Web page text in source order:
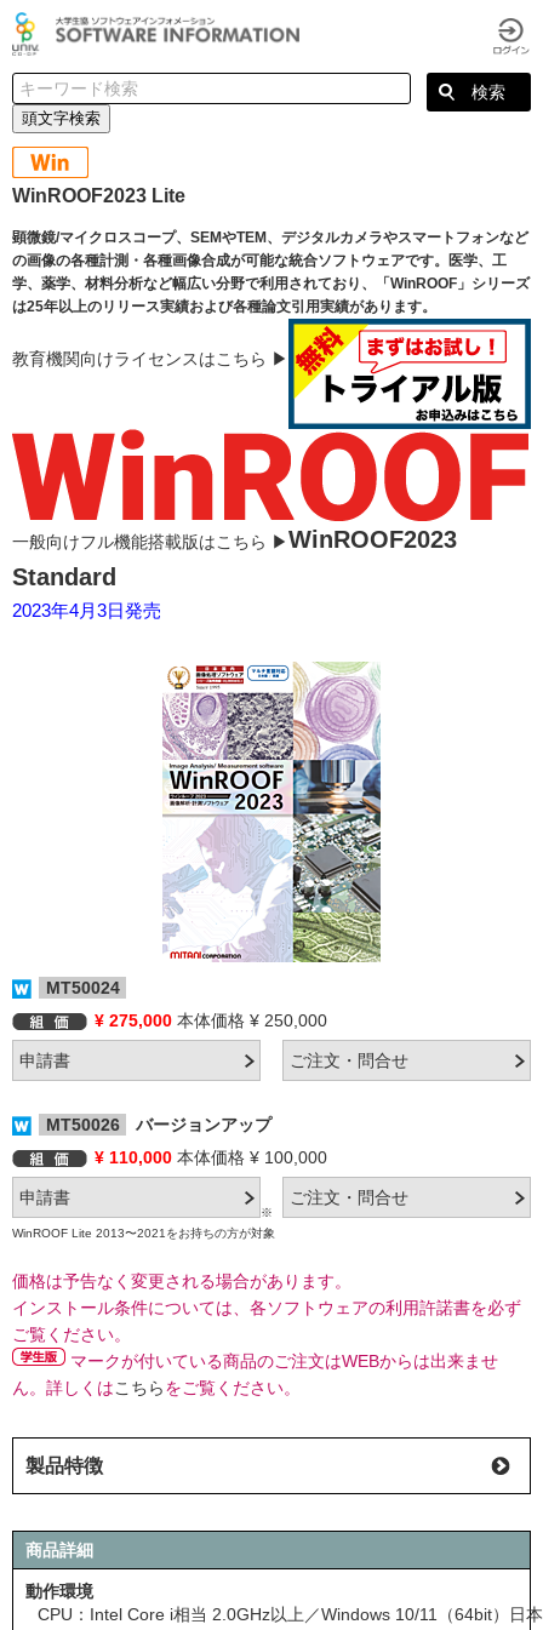
頭文字検索
WinROOF2023 Lite
顕微鏡/マイクロスコープ、SEMやTEM、デジタルカメラやスマートフォンなど
の画像の各種計測・各種画像合成が可能な統合ソフトウェアです。医学、工
学、薬学、材料分析など幅広い分野で利用されており、「WinROOF」シリーズ
は25年以上のリリース実績および各種論文引用実績があります。
教育機関向けライセンスはこちら ▶︎
一般向けフル機能搭載版はこちら ▶︎WinROOF2023
Standard
2023年4月3日発売
MT50024
¥ 275,000 本体価格 ¥ 250,000
MT50026
バージョンアップ
¥ 110,000 本体価格 ¥ 100,000
※
WinROOF Lite 2013〜2021をお持ちの方が対象
価格は予告なく変更される場合があります。
インストール条件については、各ソフトウェアの利用許諾書を必ず
ご覧ください。
マークが付いている商品のご注文はWEBからは出来ませ
ん。詳しくはこちらをご覧ください。
製品特徴
商品詳細
動作環境
CPU：Intel Core i相当 2.0GHz以上／Windows 10/11（64bit）日